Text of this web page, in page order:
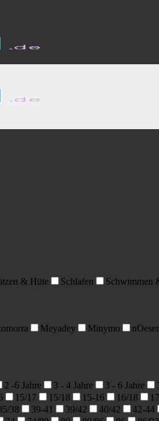
& Hüte Schlafen Schwimmen
Meyadey Minymo nOeser
2 -6 Jahre 3 - 4 Jahre 3 - 6 Jahre
15/17 15/18 15-16 16/18
38 39-41 39/42 40/42 42-44